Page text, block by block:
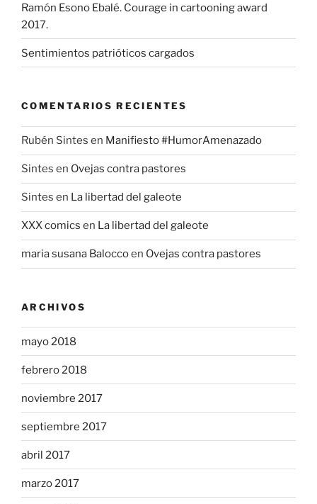
Ramón Esono Ebalé. Courage in cartooning award
2017.
Sentimientos patrióticos cargados
COMENTARIOS RECIENTES
Rubén Sintes en Manifiesto #HumorAmenazado
Sintes en Ovejas contra pastores
Sintes en La libertad del galeote
XXX comics en La libertad del galeote
maria susana Baloccoen Ovejas contra pastores
ARCHIVOS
mayo 2018
febrero 2018
noviembre 2017
septiembre 2017
abril 2017
marzo 2017